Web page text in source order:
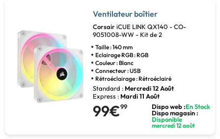
Ventilateur boîtier
CorsairiCUE LINK QX140 - CO-
9051008-WW - Kit de 2
Taille : 140 mm
Eclairage RGB : RGB
Couleur : Blanc
Connecteur : USB
Rétroéclairage : Rétroéclairé
Standard : Mercredi 12 Août
Express : Mardi 11 Août
99€99 Dispo web :En Stock
Dispo magasin :
Disponible
mercredi 12 août